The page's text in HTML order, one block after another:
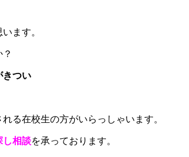
ます。
きつい
る在校生の方がいらっしゃいます。
し相談を承っております。